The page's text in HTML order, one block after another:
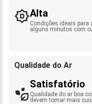
Alta
Condições ideais para
alguns minutos com
Qualidade do Ar
Satisfatório
Qualidade do ar boa
devem tomar mais